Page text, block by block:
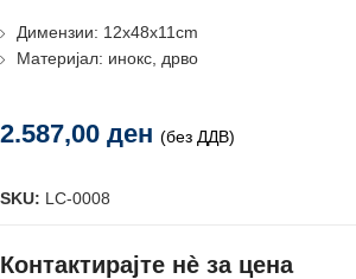
Димензии: 12x48x11cm
Материјал: инокс, дрво
2.587,00 ден (без ДДВ)
SKU: LC-0008
Контактирајте нè за цена